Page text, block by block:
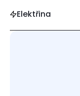
Elektřina